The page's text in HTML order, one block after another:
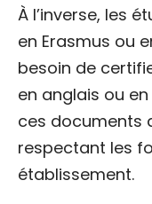
À l’inverse, les
en Erasmus ou
besoin de
en anglais ou
ces documents
respectant les
établissement.